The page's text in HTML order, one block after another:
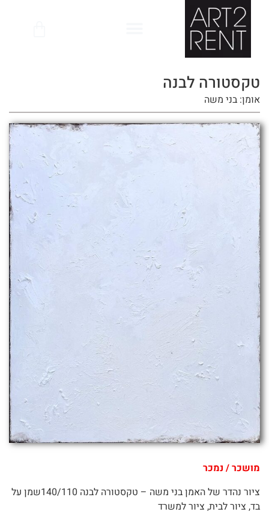
טקסטורה לבנה
אומן: בני משה
מושכר / נמכר
ציור נהדר של האמן בני משה – טקסטורה לבנה 140/110שמן על
בד, ציור לבית, ציור למשרד